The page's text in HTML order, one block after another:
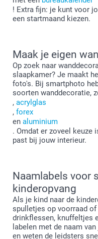
! Extra fijn: je kunt voor
een startmaand kiezen.
Maak je eigen
Op zoek naar
slaapkamer? Je maakt
foto's. Bij smartphoto
soorten wanddecoratie,
, acrylglas
, forex
en aluminium
. Omdat er zoveel
past bij jouw interieur.
Naamlabels voor
kinderopvang
Als je kind naar de
spulletjes op voorraad
drinkflessen, knuffeltjes
labelen met de naam
en weten de leidsters